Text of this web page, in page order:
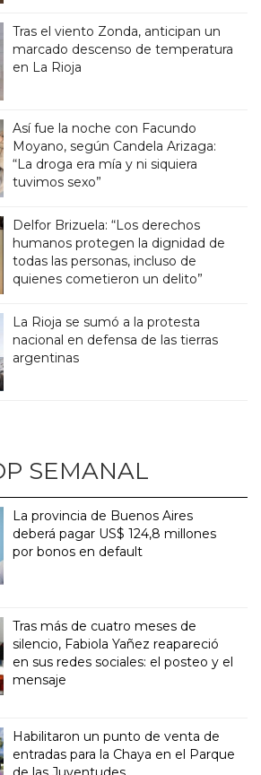
Tras el viento Zonda, anticipan un
marcado descenso de temperatura
en La Rioja
Así fue la noche con Facundo
Moyano, según Candela Arizaga:
“La droga era mía y ni siquiera
tuvimos sexo”
Delfor Brizuela: “Los derechos
humanos protegen la dignidad de
todas las personas, incluso de
quienes cometieron un delito”
La Rioja se sumó a la protesta
nacional en defensa de las tierras
argentinas
SEMANAL
La provincia de Buenos Aires
deberá pagar US$ 124,8 millones
por bonos en default
Tras más de cuatro meses de
silencio, Fabiola Yañez reapareció
en sus redes sociales: el posteo y el
mensaje
Habilitaron un punto de venta de
entradas para la Chaya en el Parque